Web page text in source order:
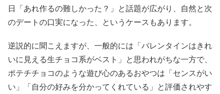
日「あれ作るの難しかった？」と話題が広がり、自然と次
のデートの口実になった、というケースもあります。
逆説的に聞こえますが、一般的には「バレンタインはきれ
いに見える生チョコ系がベスト」と思われがちな一方で、
ポテチチョコのような遊び心のあるおやつは「センスがい
い」「自分の好みを分かってくれている」と評価されやす